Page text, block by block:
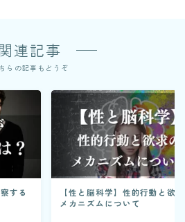
関連記事
らの記事もどうぞ
する
【性と脳科学】性的行動と欲
メカニズムについて